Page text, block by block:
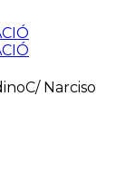
C/ Narciso